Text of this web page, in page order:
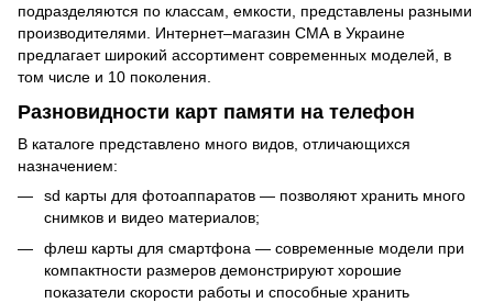
подразделяются по классам, емкости, представлены разными
производителями. Интернет–магазин СМА в Украине
предлагает широкий ассортимент современных моделей, в
том числе и 10 поколения.
Разновидности карт памяти на телефон
В каталоге представлено много видов, отличающихся
назначением:
sd карты для фотоаппаратов — позволяют хранить много
снимков и видео материалов;
флеш карты для смартфона — современные модели при
компактности размеров демонстрируют хорошие
показатели скорости работы и способные хранить